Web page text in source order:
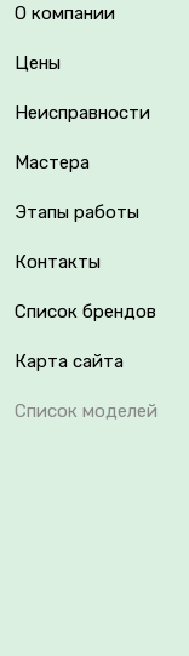
О компании
Цены
Неисправности
Мастера
Этапы работы
Контакты
Список брендов
Карта сайта
Список моделей